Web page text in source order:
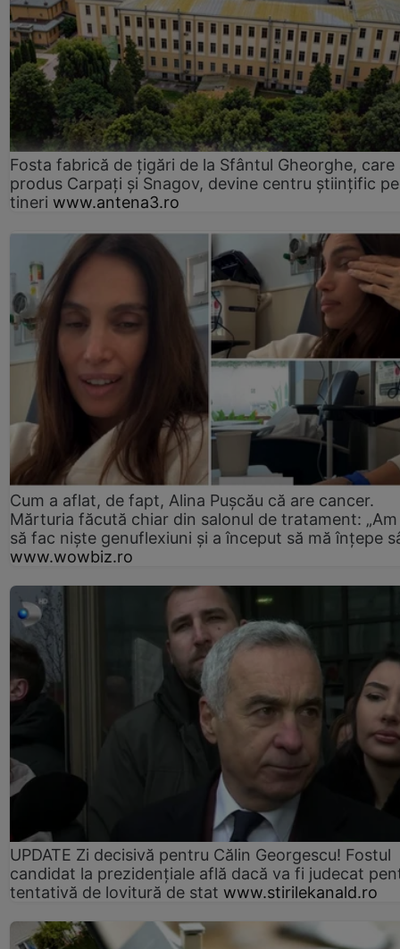
Fosta fabrică de țigări de la Sfântul Gheorghe, care
produs Carpați și Snagov, devine centru științific
tineri www.antena3.ro
Cum a aflat, de fapt, Alina Pușcău că are cancer.
Mărturia făcută chiar din salonul de tratament:
să fac niște genuflexiuni și a început să mă înțepe
www.wowbiz.ro
UPDATE Zi decisivă pentru Călin Georgescu! Fostul
candidat la prezidențiale află dacă va fi judecat
tentativă de lovitură de stat www.stirilekanald.ro